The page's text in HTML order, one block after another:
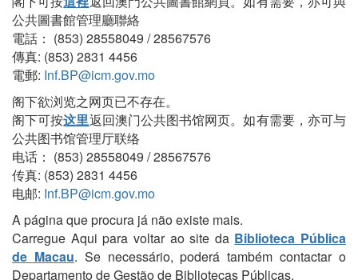
公共圖書館管理廳聯絡
電話： (853) 28558049 / 28567576
傳真: (853) 2831 4456
電郵: Inf.BP@icm.gov.mo
阁下欲浏览之网页已不存在。
阁下可按这里返回澳门公共图书馆网页。如有需要，亦可与
公共图书馆管理厅联络
电话： (853) 28558049 / 28567576
传真: (853) 2831 4456
电邮: Inf.BP@icm.gov.mo
A página que procura já não existe mais.
Carregue Aqui para voltar ao site da Biblioteca Pública
de Macau. Se necessário, poderá também contactar o
Departamento de Gestão de Bibliotecas Públicas.